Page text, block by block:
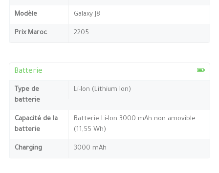
Modèle Galaxy J8
Prix Maroc 2205
Batterie
Type de
batterie
Li-Ion (Lithium Ion)
Capacité de la
batterie
Batterie Li-Ion 3000 mAh non amovible
(11,55 Wh)
Charging 3000 mAh